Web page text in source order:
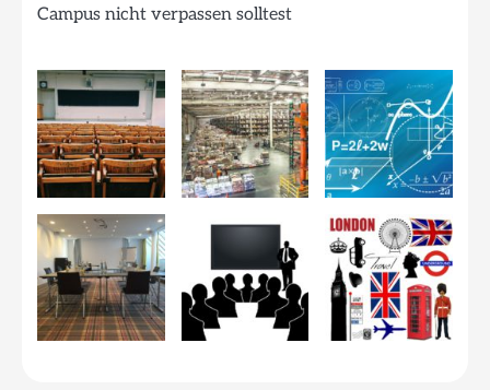
Campus nicht verpassen solltest